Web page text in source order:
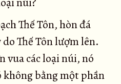
Thế Tôn, hòn đá
Thế Tôn lượm lên.
vua các loại núi, nó
không bằng một phần